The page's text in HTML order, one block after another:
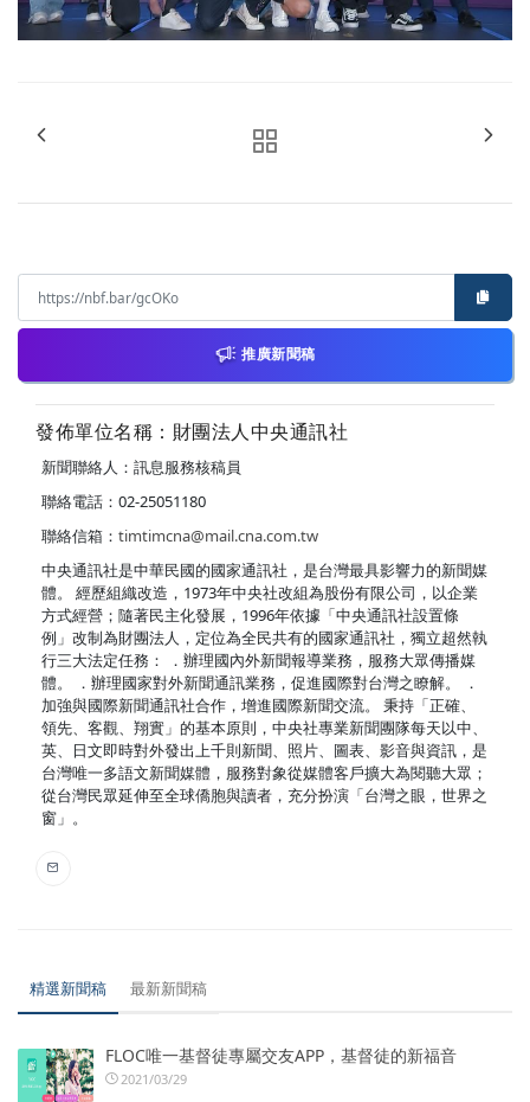
推廣新聞稿
發佈單位名稱：財團法人中央通訊社
新聞聯絡人：訊息服務核稿員
聯絡電話：02-25051180
聯絡信箱： timtimcna@mail.cna.com.tw
中央通訊社是中華民國的國家通訊社，是台灣最具影響力的新聞媒
體。 經歷組織改造，1973年中央社改組為股份有限公司，以企業
方式經營；隨著民主化發展，1996年依據「中央通訊社設置條
例」改制為財團法人，定位為全民共有的國家通訊社，獨立超然執
行三大法定任務： ．辦理國內外新聞報導業務，服務大眾傳播媒
體。 ．辦理國家對外新聞通訊業務，促進國際對台灣之瞭解。 ．
加強與國際新聞通訊社合作，增進國際新聞交流。 秉持「正確、
領先、客觀、翔實」的基本原則，中央社專業新聞團隊每天以中、
英、日文即時對外發出上千則新聞、照片、圖表、影音與資訊，是
台灣唯一多語文新聞媒體，服務對象從媒體客戶擴大為閱聽大眾；
從台灣民眾延伸至全球僑胞與讀者，充分扮演「台灣之眼，世界之
窗」。
精選新聞稿 最新新聞稿
FLOC唯一基督徒專屬交友APP，基督徒的新福音
2021/03/29